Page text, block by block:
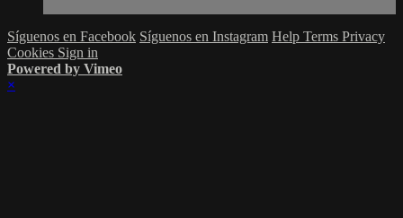
Síguenos en Facebook Síguenos en Instagram Help Terms Privacy
Cookies Sign in
Powered by Vimeo
×